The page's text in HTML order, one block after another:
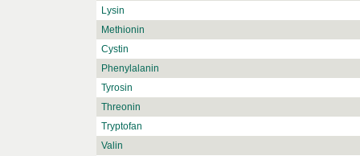
Lysin
Methionin
Cystin
Phenylalanin
Tyrosin
Threonin
Tryptofan
Valin